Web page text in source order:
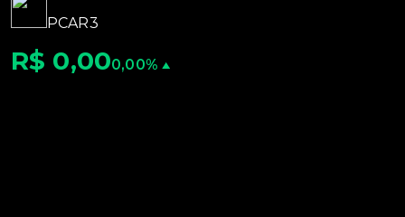
PCAR3
R$ 0,000,00%